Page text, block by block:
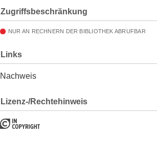
Zugriffsbeschränkung
NUR AN RECHNERN DER BIBLIOTHEK ABRUFBAR
Links
Nachweis
Lizenz-/Rechtehinweis